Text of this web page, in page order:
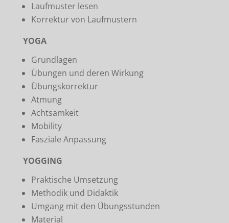
Laufmuster lesen
Korrektur von Laufmustern
YOGA
Grundlagen
Übungen und deren Wirkung
Übungskorrektur
Atmung
Achtsamkeit
Mobility
Fasziale Anpassung
YOGGING
Praktische Umsetzung
Methodik und Didaktik
Umgang mit den Übungsstunden
Material